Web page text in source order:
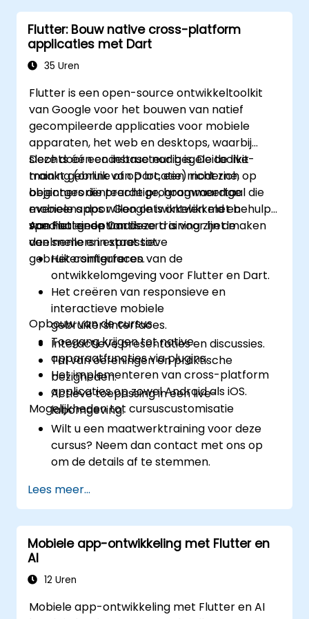
op zowel iOS- als Android-systemen,
waarbij slechts één codebasis gebruikt
wordt.
De app aanpassen door middel van een
animaties.
Flutter: Bouw native cross-platform
applicaties met Dart
35 Uren
Flutter is een open-source ontwikkeltoolkit
van Google voor het bouwen van natief
gecompileerde applicaties voor mobiele
apparaten, het web en desktops, waarbij
slechts één codebase nodig is. De toolkit
maakt gebruik van Dart, een moderne,
objectgeoriënteerde programmeertaal die
eveneens door Google is ontwikkeld en
speciaal geoptimaliseerd is voor het maken
van snelle en expressieve
gebruikersinterfaces.
Deze door een instructeur begeleide live-
training (online of op locatie) richt zich op
beginners die prachtige, hoogwaardige
mobiele apps willen ontwikkelen met behulp
van Flutter en Dart.
Aan het einde van deze training zijn de
deelnemers in staat tot:
Het configureren van de
ontwikkelomgeving voor Flutter en Dart.
Het creëren van responsieve en
interactieve mobiele
gebruikersinterfaces.
Toegang krijgen tot native
apparaatfuncties via plugins.
Het implementeren van cross-platform
applicaties op zowel Android als iOS.
Opbouw van de cursus
Interactieve presentaties en discussies.
Tal van oefeningen en praktische
bezigheden.
Actieve toepassing in een live-
labomgeving.
Mogelijkheden tot cursuscustomisatie
Wilt u een maatwerktraining voor deze
cursus? Neem dan contact met ons op
om de details af te stemmen.
Lees meer...
Mobiele app-ontwikkeling met Flutter en
AI
12 Uren
Mobiele app-ontwikkeling met Flutter en AI